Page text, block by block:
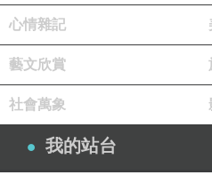
績查詢 學外語全民英檢
網路全民英檢 法文家教
學英文免費小朋友學英文
立即了解學習英文
學英文電影 英文聽力 彎
柱側彎
心情雜記
藝文欣賞
社會萬象
我的站台